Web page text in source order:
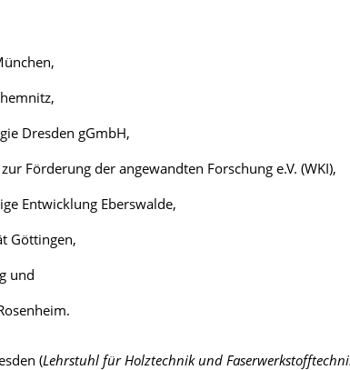
Dresden gGmbH,
Förderung der angewandten Forschung e.V. (WKI),
Entwicklung Eberswalde,
Göttingen,
und
(Lehrstuhl für Holztechnik und